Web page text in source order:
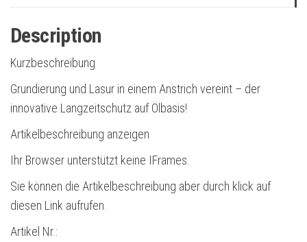
Description
Kurzbeschreibung
Grundierung und Lasur in einem Anstrich vereint – der
innovative Langzeitschutz auf Ölbasis!
Artikelbeschreibung anzeigen
Ihr Browser unterstützt keine IFrames.
Sie können die Artikelbeschreibung aber durch klick auf
diesen Link aufrufen.
Artikel Nr.: